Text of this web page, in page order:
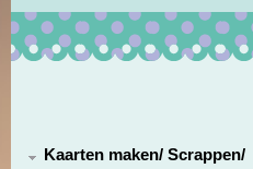
Kaarten maken/ Scrappen/